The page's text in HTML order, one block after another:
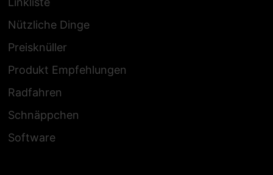
Nützliche Dinge
Preisknüller
Produkt Empfehlungen
Radfahren
Schnäppchen
Software